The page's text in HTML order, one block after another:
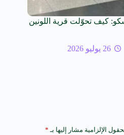
كيف تحوّلت قرية اللونين
26 يوليو 2026
الإلزامية مشار إليها بـ *